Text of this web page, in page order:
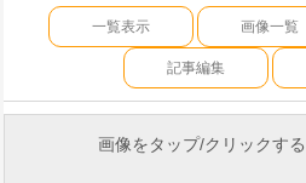
一覧表示 画像一覧
記事編集
画像をタップ/クリックす